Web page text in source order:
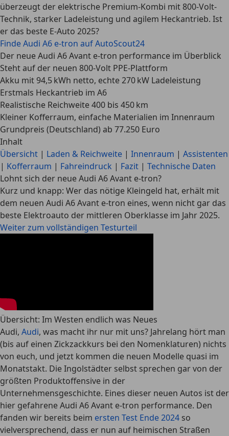
überzeugt der elektrische Premium-Kombi mit 800-Volt-
Technik, starker Ladeleistung und agilem Heckantrieb. Ist
er das beste E-Auto 2025?
Finde Audi A6 e-tron auf AutoScout24
Der neue Audi A6 Avant e-tron performance im Überblick
Steht auf der neuen 800-Volt PPE-Plattform
Akku mit 94,5 kWh netto, echte 270 kW Ladeleistung
Erstmals Heckantrieb im A6
Realistische Reichweite 400 bis 450 km
Kleiner Kofferraum, einfache Materialien im Innenraum
Grundpreis (Deutschland) ab 77.250 Euro
Inhalt
Übersicht | Laden & Reichweite | Innenraum | Assistenten
| Kofferraum | Fahreindruck | Fazit | Technische Daten
Lohnt sich der neue Audi A6 Avant e-tron?
Kurz und knapp: Wer das nötige Kleingeld hat, erhält mit
dem neuen Audi A6 Avant e-tron eines, wenn nicht gar das
beste Elektroauto der mittleren Oberklasse im Jahr 2025.
Weiter zum vollständigen Testurteil
Übersicht: Im Westen endlich was Neues
Audi, Audi, was macht ihr nur mit uns? Jahrelang hört man
(bis auf einen Zickzackkurs bei den Nomenklaturen) nichts
von euch, und jetzt kommen die neuen Modelle quasi im
Monatstakt. Die Ingolstädter selbst sprechen gar von der
größten Produktoffensive in der
Unternehmensgeschichte. Eines dieser neuen Autos ist der
hier gefahrene Audi A6 Avant e-tron performance. Den
fanden wir bereits beim ersten Test Ende 2024 so
vielversprechend, dass er nun auf heimischen Straßen